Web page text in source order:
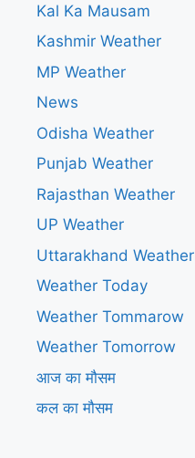
Kal Ka Mausam
Kashmir Weather
MP Weather
News
Odisha Weather
Punjab Weather
Rajasthan Weather
UP Weather
Uttarakhand Weather
Weather Today
Weather Tommarow
Weather Tomorrow
आज का मौसम
कल का मौसम